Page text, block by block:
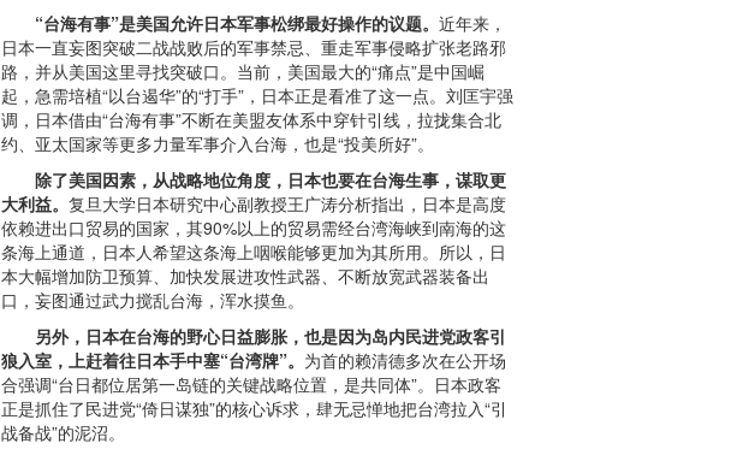
“台海有事”是美国允许日本军事松绑最好操作的议题。 近年来，
日本一直妄图突破二战战败后的军事禁忌、重走军事侵略扩张老路邪
路，并从美国这里寻找突破口。当前，美国最大的“痛点”是中国崛
起，急需培植“以台遏华”的“打手”，日本正是看准了这一点。刘匡宇强
调，日本借由“台海有事”不断在美盟友体系中穿针引线，拉拢集合北
约、亚太国家等更多力量军事介入台海，也是“投美所好”。
除了美国因素，从战略地位角度，日本也要在台海生事，谋取更
大利益。 复旦大学日本研究中心副教授王广涛分析指出，日本是高度
依赖进出口贸易的国家，其90%以上的贸易需经台湾海峡到南海的这
条海上通道，日本人希望这条海上咽喉能够更加为其所用。所以，日
本大幅增加防卫预算、加快发展进攻性武器、不断放宽武器装备出
口，妄图通过武力搅乱台海，浑水摸鱼。
另外，日本在台海的野心日益膨胀，也是因为岛内民进党政客引
狼入室，上赶着往日本手中塞“台湾牌”。 为首的赖清德多次在公开场
合强调“台日都位居第一岛链的关键战略位置，是共同体”。日本政客
正是抓住了民进党“倚日谋独”的核心诉求，肆无忌惮地把台湾拉入“引
战备战”的泥沼。